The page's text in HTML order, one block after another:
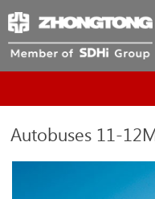
Autobuses 11-